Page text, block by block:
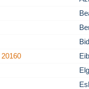
20160